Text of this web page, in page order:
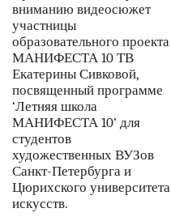
вниманию видеосюжет
участницы
образовательного проекта
МАНИФЕСТА 10 ТВ
Екатерины Сивковой,
посвященный программе
‘Летняя школа
МАНИФЕСТА 10’ для
студентов
художественных ВУЗов
Санкт-Петербурга и
Цюрихского университета
искусств.